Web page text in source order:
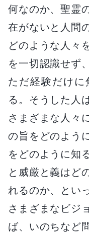
何なのか、聖霊
在がないと人間
どのような人々
を一切認識せず
ただ経験だけ
る。そうした人
さまざまな人々
の旨をどのよう
をどのように知
と威厳と義はど
れるのか、とい
さまざまなビジ
ば、いのちなど